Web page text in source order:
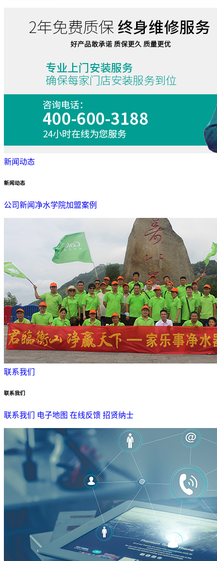
新闻动态
新闻动态
公司新闻 净水学院加盟案例
联系我们
联系我们
联系我们 电子地图 在线反馈 招贤纳士